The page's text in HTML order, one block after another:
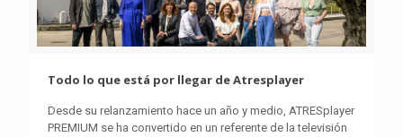
Todo lo que está por llegar de Atresplayer
Desde su relanzamiento hace un año y medio, ATRESplayer
PREMIUM se ha convertido en un referente de la televisión